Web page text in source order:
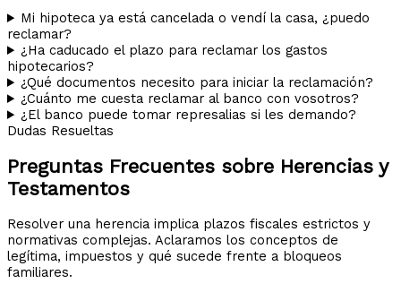
Mi hipoteca ya está cancelada o vendí la casa, ¿puedo
reclamar?
¿Ha caducado el plazo para reclamar los gastos
hipotecarios?
¿Qué documentos necesito para iniciar la reclamación?
¿Cuánto me cuesta reclamar al banco con vosotros?
¿El banco puede tomar represalias si les demando?
Dudas Resueltas
Preguntas Frecuentes sobre Herencias y
Testamentos
Resolver una herencia implica plazos fiscales estrictos y
normativas complejas. Aclaramos los conceptos de
legítima, impuestos y qué sucede frente a bloqueos
familiares.